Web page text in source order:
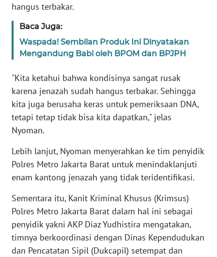
hangus terbakar.
Baca Juga:
Waspada! Sembilan Produk Ini Dinyatakan
Mengandung Babi oleh BPOM dan BPJPH
"Kita ketahui bahwa kondisinya sangat rusak
karena jenazah sudah hangus terbakar. Sehingga
kita juga berusaha keras untuk pemeriksaan DNA,
tetapi tetap tidak bisa kita dapatkan," jelas
Nyoman.
Lebih lanjut, Nyoman menyerahkan ke tim penyidik
Polres Metro Jakarta Barat untuk menindaklanjuti
enam kantong jenazah yang tidak teridentifikasi.
Sementara itu, Kanit Kriminal Khusus (Krimsus)
Polres Metro Jakarta Barat dalam hal ini sebagai
penyidik yakni AKP Diaz Yudhistira mengatakan,
timnya berkoordinasi dengan Dinas Kependudukan
dan Pencatatan Sipil (Dukcapil) setempat dan
SULTENG
WN
SULBAR
BABEL
WN
SUMBAR
SUMSEL
WN
WN
LAMPUNG
WN